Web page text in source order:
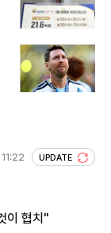
UPDATE
이 협치"